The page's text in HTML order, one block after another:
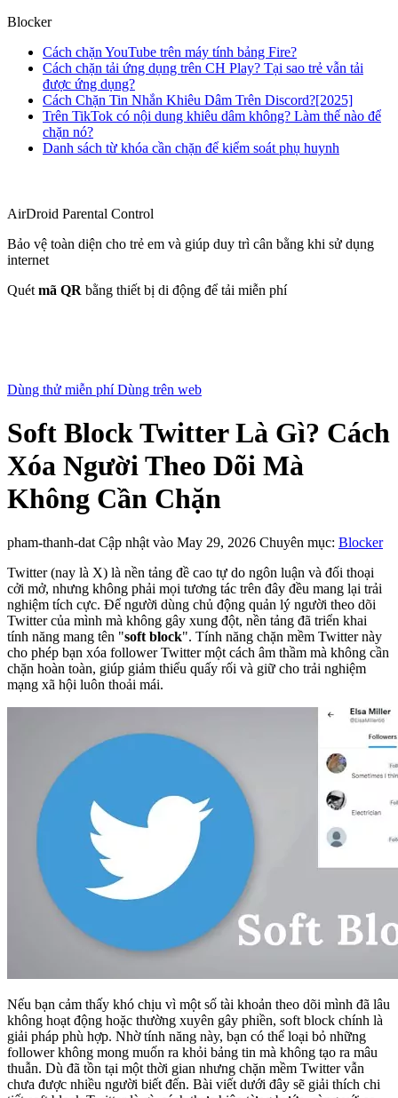
Blocker
Cách chặn YouTube trên máy tính bảng Fire?
Cách chặn tải ứng dụng trên CH Play? Tại sao trẻ vẫn tải
được ứng dụng?
Cách Chặn Tin Nhắn Khiêu Dâm Trên Discord?[2025]
Trên TikTok có nội dung khiêu dâm không? Làm thế nào để
chặn nó?
Danh sách từ khóa cần chặn để kiểm soát phụ huynh
AirDroid Parental Control
Bảo vệ toàn diện cho trẻ em và giúp duy trì cân bằng khi sử dụng
internet
Quét mã QR bằng thiết bị di động để tải miễn phí
Dùng thử miễn phíDùng trên web
Soft Block Twitter Là Gì? Cách
Xóa Người Theo Dõi Mà
Không Cần Chặn
pham-thanh-dat Cập nhật vào May 29, 2026 Chuyên mục: Blocker
Twitter (nay là X) là nền tảng đề cao tự do ngôn luận và đối thoại
cởi mở, nhưng không phải mọi tương tác trên đây đều mang lại trải
nghiệm tích cực. Để người dùng chủ động quản lý người theo dõi
Twitter của mình mà không gây xung đột, nền tảng đã triển khai
tính năng mang tên "soft block". Tính năng chặn mềm Twitter này
cho phép bạn xóa follower Twitter một cách âm thầm mà không cần
chặn hoàn toàn, giúp giảm thiểu quấy rối và giữ cho trải nghiệm
mạng xã hội luôn thoải mái.
Nếu bạn cảm thấy khó chịu vì một số tài khoản theo dõi mình đã lâu
không hoạt động hoặc thường xuyên gây phiền, soft block chính là
giải pháp phù hợp. Nhờ tính năng này, bạn có thể loại bỏ những
follower không mong muốn ra khỏi bảng tin mà không tạo ra mâu
thuẫn. Dù đã tồn tại một thời gian nhưng chặn mềm Twitter vẫn
chưa được nhiều người biết đến. Bài viết dưới đây sẽ giải thích chi